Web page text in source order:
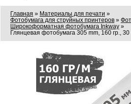
Главная » Материалы для печати »
Фотобумага для струйных принтеров »
Широкоформатная фотобумага Inkway »
Глянцевая фотобумага 305 mm, 160 гр.,